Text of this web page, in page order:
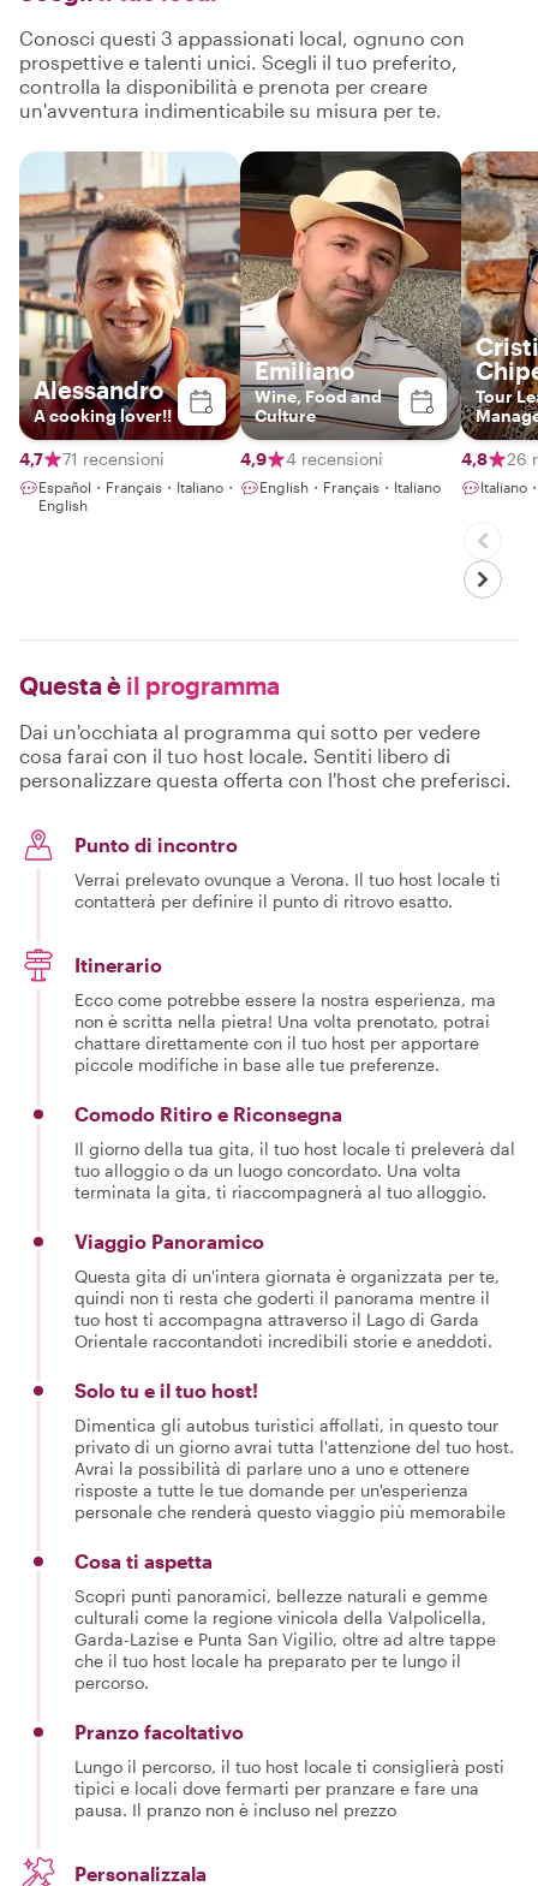
Conosci questi 3 appassionati local, ognuno con
prospettive e talenti unici. Scegli il tuo preferito,
controlla la disponibilità e prenota per creare
un'avventura indimenticabile su misura per te.
Alessandro
A cooking lover!!
4,7 71 recensioni
Español・Français・Italiano・
English
Emiliano
Wine, Food and
Culture
4,9 4 recensioni
English・Français・Italiano
Tour
Heart,
4,8 26
Italiano
Questa è il programma
Dai un'occhiata al programma qui sotto per vedere
cosa farai con il tuo host locale. Sentiti libero di
personalizzare questa offerta con l'host che preferisci.
Punto di incontro
Verrai prelevato ovunque a Verona. Il tuo host locale ti
contatterà per definire il punto di ritrovo esatto.
Itinerario
Ecco come potrebbe essere la nostra esperienza, ma
non è scritta nella pietra! Una volta prenotato, potrai
chattare direttamente con il tuo host per apportare
piccole modifiche in base alle tue preferenze.
Comodo Ritiro e Riconsegna
Il giorno della tua gita, il tuo host locale ti preleverà dal
tuo alloggio o da un luogo concordato. Una volta
terminata la gita, ti riaccompagnerà al tuo alloggio.
Viaggio Panoramico
Questa gita di un'intera giornata è organizzata per te,
quindi non ti resta che goderti il panorama mentre il
tuo host ti accompagna attraverso il Lago di Garda
Orientale raccontandoti incredibili storie e aneddoti.
Solo tu e il tuo host!
Dimentica gli autobus turistici affollati, in questo tour
privato di un giorno avrai tutta l'attenzione del tuo host.
Avrai la possibilità di parlare uno a uno e ottenere
risposte a tutte le tue domande per un'esperienza
personale che renderà questo viaggio più memorabile
Cosa ti aspetta
Scopri punti panoramici, bellezze naturali e gemme
culturali come la regione vinicola della Valpolicella,
Garda-Lazise e Punta San Vigilio, oltre ad altre tappe
che il tuo host locale ha preparato per te lungo il
percorso.
Pranzo facoltativo
Lungo il percorso, il tuo host locale ti consiglierà posti
tipici e locali dove fermarti per pranzare e fare una
pausa. Il pranzo non è incluso nel prezzo
Personalizzala